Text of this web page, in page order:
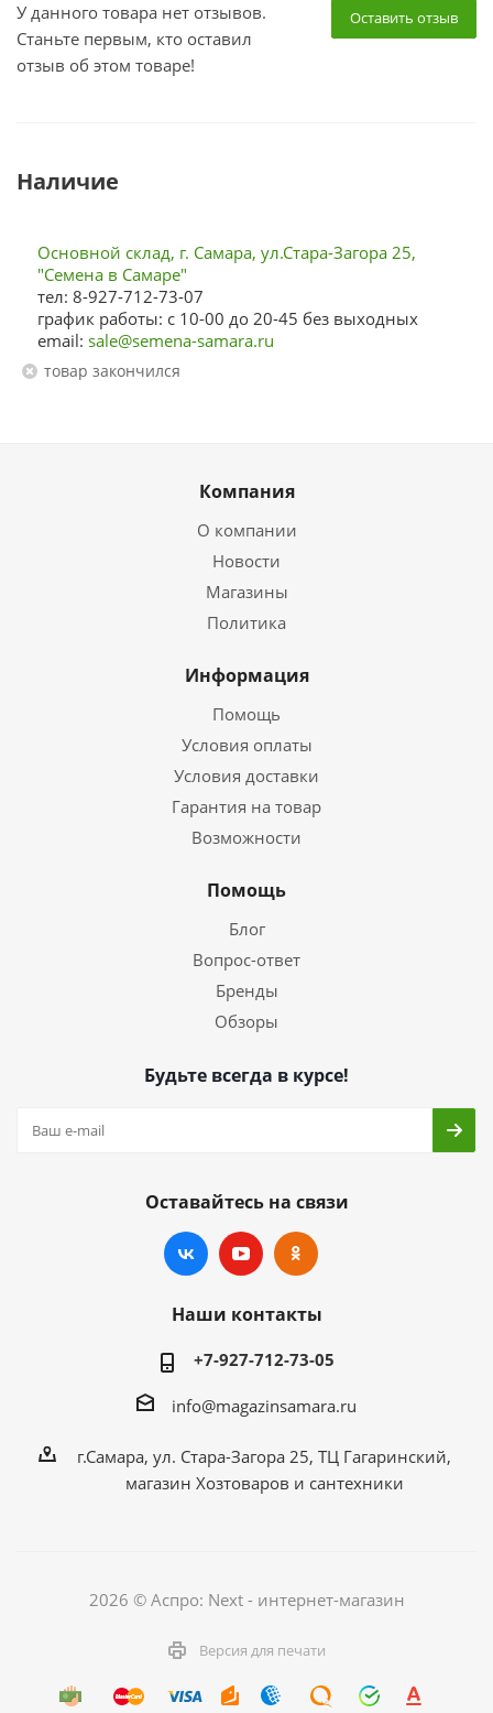
Оставить отзыв
У данного товара нет отзывов.
Станьте первым, кто оставил
отзыв об этом товаре!
Наличие
Основной склад, г. Самара, ул.Стара-Загора 25,
"Семена в Самаре"
тел: 8-927-712-73-07
график работы: с 10-00 до 20-45 без выходных
email: sale@semena-samara.ru
Товар закончился
Компания
О компании
Новости
Магазины
Политика
Информация
Помощь
Условия оплаты
Условия доставки
Гарантия на товар
Возможности
Помощь
Блог
Вопрос-ответ
Бренды
Обзоры
Будьте всегда в курсе!
Оставайтесь на связи
Наши контакты
+7-927-712-73-05
info@magazinsamara.ru
г.Самара, ул. Стара-Загора 25, ТЦ Гагаринский,
магазин Хозтоваров и сантехники
2026 © Аспро: Next - интернет-магазин
Версия для печати